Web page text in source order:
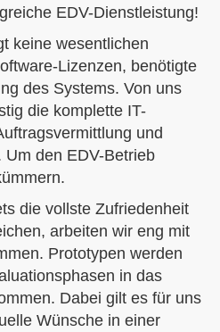
EDV-Dienstleistung!
keine wesentlichen
Lizenzen, benötigte
des Systems. Von uns
die komplette IT-
und
Um den EDV-Betrieb
die vollste Zufriedenheit
arbeiten wir eng mit
Prototypen werden
in das
Dabei gilt es für uns
Wünsche in einer